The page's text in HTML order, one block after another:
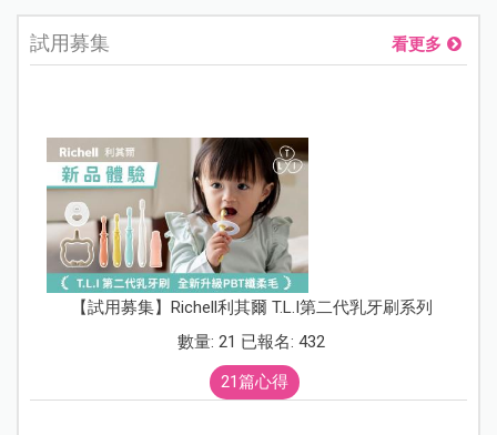
試用募集 看更多
【試用募集】Richell利其爾 T.L.I第二代乳牙刷系列
數量: 21 已報名: 432
21篇心得